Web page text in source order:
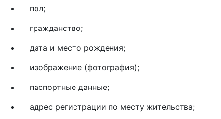
пол;
гражданство;
дата и место рождения;
изображение (фотография);
паспортные данные;
адрес регистрации по месту жительства;